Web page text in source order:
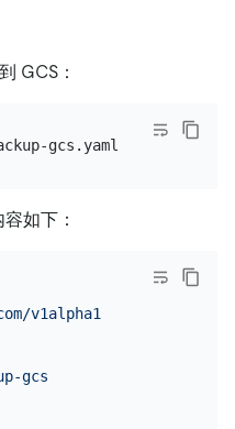
GCS：
如下：
v1alpha1
gcs